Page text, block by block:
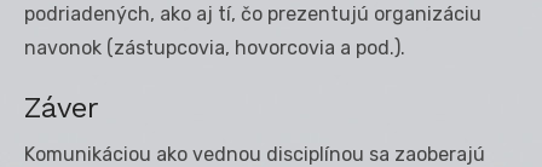
podriadených, ako aj tí, čo prezentujú organizáciu
navonok (zástupcovia, hovorcovia a pod.).
Záver
Komunikáciou ako vednou disciplínou sa zaoberajú